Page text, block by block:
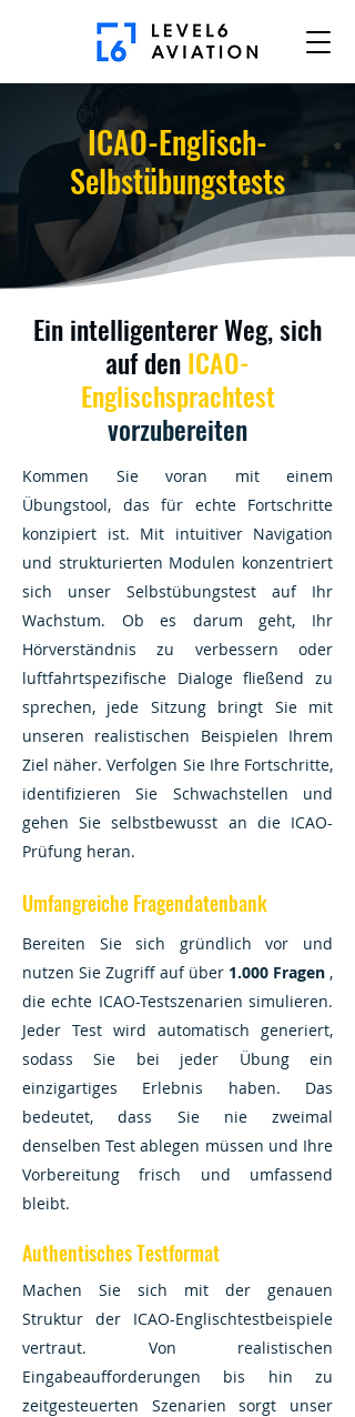
ICAO-Englisch-
Selbstübungstests
Ein intelligenterer Weg, sich
auf denICAO-
Englischsprachtest
vorzubereiten
Kommen Sie voran mit einem
Übungstool, das für echte Fortschritte
konzipiert ist. Mit intuitiver Navigation
und strukturierten Modulen konzentriert
sich unser Selbstübungstest auf Ihr
Wachstum. Ob es darum geht, Ihr
Hörverständnis zu verbessern oder
luftfahrtspezifische Dialoge fließend zu
sprechen, jede Sitzung bringt Sie mit
unseren realistischen Beispielen Ihrem
Ziel näher. Verfolgen Sie Ihre Fortschritte,
identifizieren Sie Schwachstellen und
gehen Sie selbstbewusst an die ICAO-
Prüfung heran.
Umfangreiche Fragendatenbank
Bereiten Sie sich gründlich vor und
nutzen Sie Zugriff auf über 1.000 Fragen ,
die echte ICAO-Testszenarien simulieren.
Jeder Test wird automatisch generiert,
sodass Sie bei jeder Übung ein
einzigartiges Erlebnis haben. Das
bedeutet, dass Sie nie zweimal
denselben Test ablegen müssen und Ihre
Vorbereitung frisch und umfassend
bleibt.
Authentisches Testformat
Machen Sie sich mit der genauen
Struktur der ICAO-Englischtestbeispiele
vertraut. Von realistischen
Eingabeaufforderungen bis hin zu
zeitgesteuerten Szenarien sorgt unser